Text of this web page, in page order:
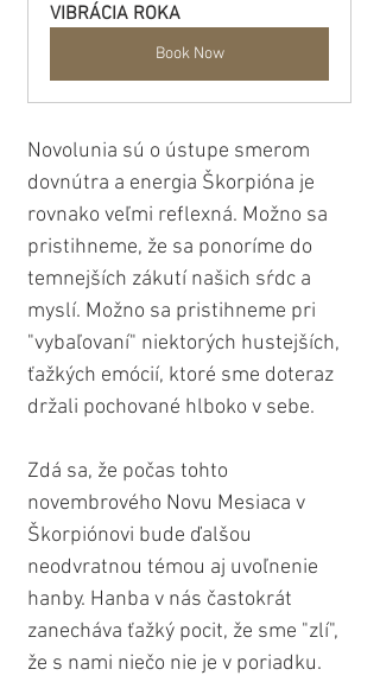
VIBRÁCIA ROKA
Book Now
Novolunia sú o ústupe smerom
dovnútra a energia Škorpióna je
rovnako veľmi reflexná. Možno sa
pristihneme, že sa ponoríme do
temnejších zákutí našich sŕdc a
myslí. Možno sa pristihneme pri
"vybaľovaní" niektorých hustejších,
ťažkých emócií, ktoré sme doteraz
držali pochované hlboko v sebe.
Zdá sa, že počas tohto
novembrového Novu Mesiaca v
Škorpiónovi bude ďalšou
neodvratnou témou aj uvoľnenie
hanby. Hanba v nás častokrát
zanecháva ťažký pocit, že sme "zlí",
že s nami niečo nie je v poriadku.